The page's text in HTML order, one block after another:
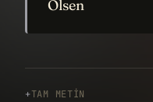
Olsen
TAM METIN